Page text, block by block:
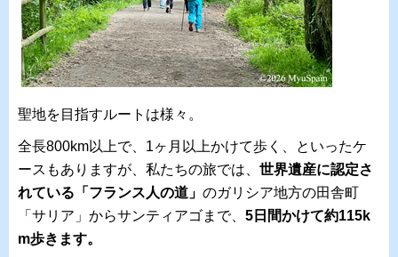
聖地を目指すルートは様々。
全長800km以上で、 1ヶ月以上かけて歩く、といったケ
ースもありますが、 私たちの旅では、 世界遺産に認定さ
れている「フランス人の道」 のガリシア地方の田舎町
「サリア」からサンティアゴまで、 5日間かけて約115k
m歩きます。